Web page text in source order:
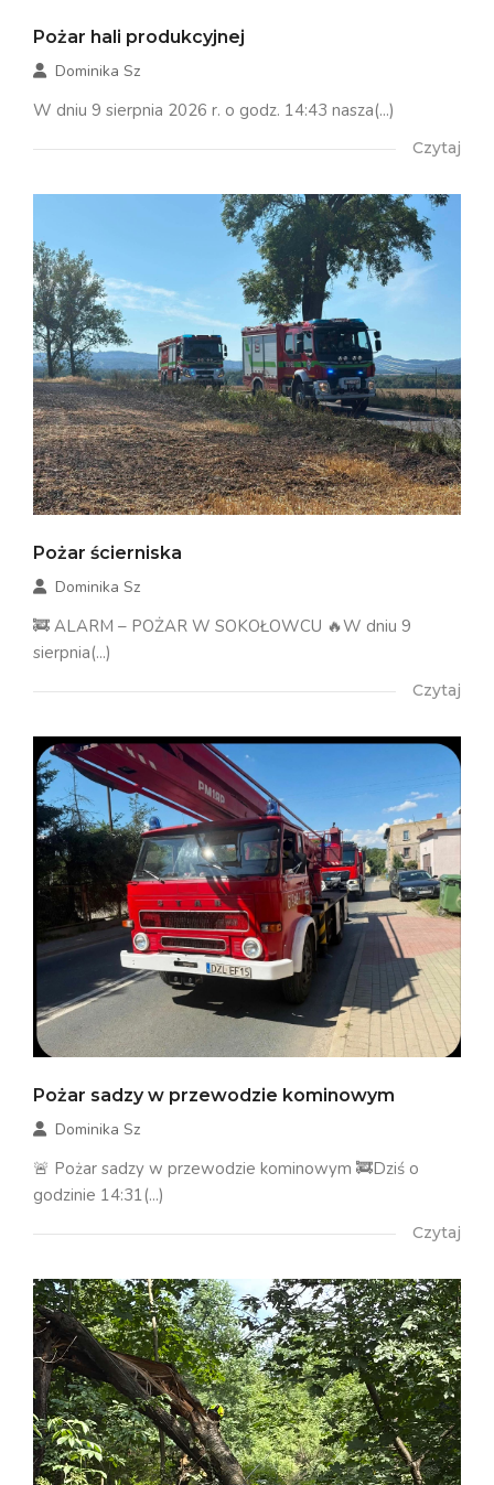
Pożar hali produkcyjnej
Dominika Sz
W dniu 9 sierpnia 2026 r. o godz. 14:43 nasza(...)
Czytaj
Pożar ścierniska
Dominika Sz
🚒 ALARM – POŻAR W SOKOŁOWCU 🔥W dniu 9
sierpnia(...)
Czytaj
Pożar sadzy w przewodzie kominowym
Dominika Sz
🚨 Pożar sadzy w przewodzie kominowym 🚒Dziś o
godzinie 14:31(...)
Czytaj